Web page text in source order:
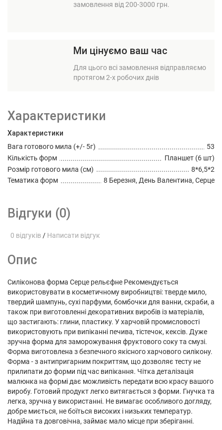
замовлення від 200-3000 грн.
Ми цінуємо ваш час
Для цього всі замовлення відправляємо
протягом 2-х робочих днів
Характеристики
Характеристики
Вага готового мила (+/- 5г)
53
Кількість форм
Планшет (6 шт)
Розмір готового мила (см)
8*6,5*2
Тематика форм
8 Березня, День Валентина, Серце
Відгуки (0)
0 відгуків / Написати відгук
Опис
Силіконова форма Серце рельєфне Рекомендується
використовувати в косметичному виробництві: тверде мило,
твердий шампунь, сухі парфуми, бомбочки для ванни, скраби, а
також при виготовленні декоративних виробів із матеріалів,
що застигають: глини, пластику. У харчовій промисловості
використовують при випіканні печива, тістечок, кексів. Дуже
зручна форма для заморожування фруктового соку та смузі.
Форма виготовлена ​​з безпечного якісного харчового силікону.
Форма - з антипригарним покриттям, що дозволяє тесту не
прилипати до форми під час випікання. Чітка деталізація
малюнка на формі дає можливість передати всю красу вашого
виробу. Готовий продукт легко витягається з форми. Гнучка та
легка, зручна у використанні. Не вимагає особливого догляду,
добре миється, не боїться високих і низьких температур.
Надійна та довговічна, займає мало місце при зберіганні.